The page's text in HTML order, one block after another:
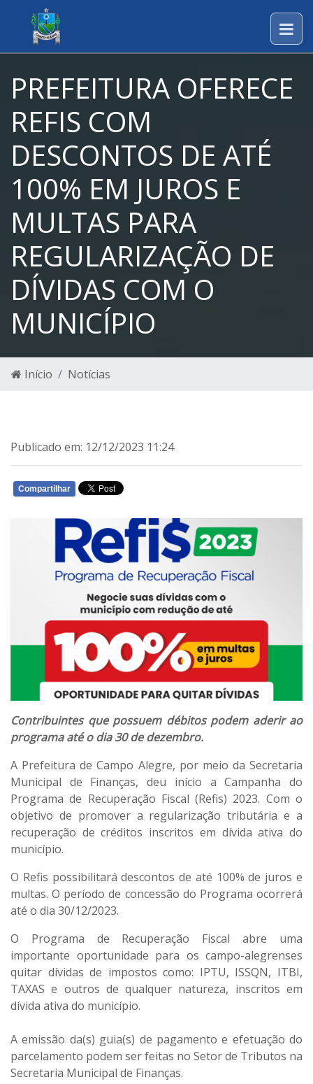
PREFEITURA OFERECE
REFIS COM
DESCONTOS DE ATÉ
100% EM JUROS E
MULTAS PARA
REGULARIZAÇÃO DE
DÍVIDAS COM O
MUNICÍPIO
Início Notícias
Publicado em: 12/12/2023 11:24
Compartilhar
Contribuintes que possuem débitos podem aderir ao
programa até o dia 30 de dezembro.
A Prefeitura de Campo Alegre, por meio da Secretaria
Municipal de Finanças, deu início a Campanha do
Programa de Recuperação Fiscal (Refis) 2023. Com o
objetivo de promover a regularização tributária e a
recuperação de créditos inscritos em dívida ativa do
município.
O Refis possibilitará descontos de até 100% de juros e
multas. O período de concessão do Programa ocorrerá
até o dia 30/12/2023.
O Programa de Recuperação Fiscal abre uma
importante oportunidade para os campo-alegrenses
quitar dívidas de impostos como: IPTU, ISSQN, ITBI,
TAXAS e outros de qualquer natureza, inscritos em
dívida ativa do município.
A emissão da(s) guia(s) de pagamento e efetuação do
parcelamento podem ser feitas no Setor de Tributos na
Secretaria Municipal de Finanças.